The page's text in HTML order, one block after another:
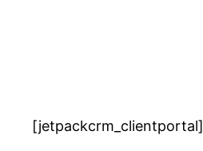
[jetpackcrm_clientportal]